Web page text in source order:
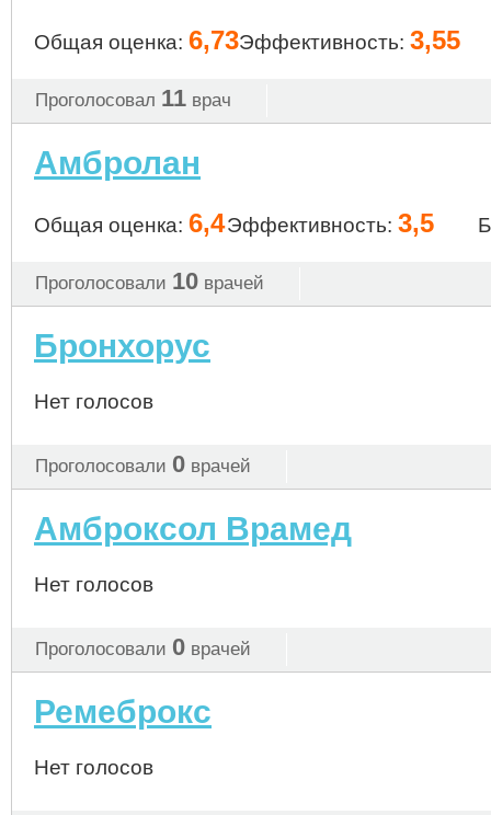
Общая оценка: 6,73Эффективность: 3,55
Проголосовал 11 врач
Амбролан
Общая оценка: 6,4Эффективность: 3,5
Проголосовали 10 врачей
Бронхорус
Нет голосов
Проголосовали 0 врачей
Амброксол Врамед
Нет голосов
Проголосовали 0 врачей
Ремеброкс
Нет голосов